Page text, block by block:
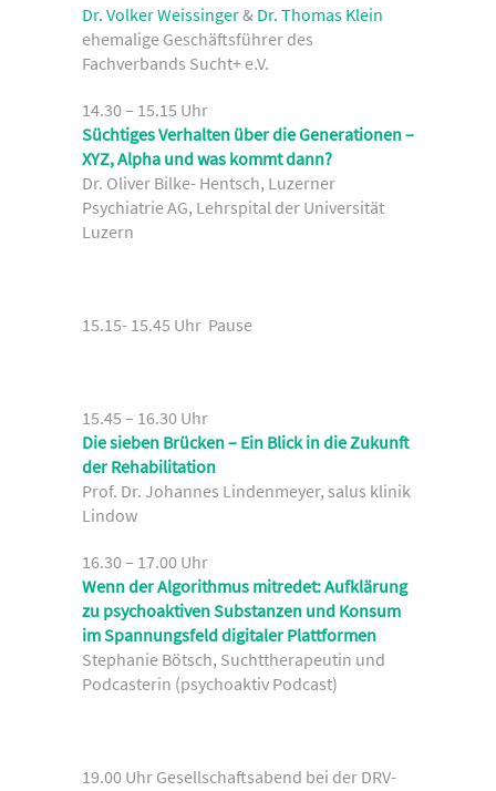
Dr. Volker Weissinger& Dr. Thomas Klein
ehemalige Geschäftsführer des
Fachverbands Sucht+ e.V.
14.30 – 15.15 Uhr
Süchtiges Verhalten über die Generationen –
XYZ, Alpha und was kommt dann?
Dr. Oliver Bilke- Hentsch, Luzerner
Psychiatrie AG, Lehrspital der Universität
Luzern
15.15- 15.45 Uhr Pause
15.45 – 16.30 Uhr
Die sieben Brücken – Ein Blick in die Zukunft
der Rehabilitation
Prof. Dr. Johannes Lindenmeyer, salus klinik
Lindow
16.30 – 17.00 Uhr
Wenn der Algorithmus mitredet: Aufklärung
zu psychoaktiven Substanzen und Konsum
im Spannungsfeld digitaler Plattformen
Stephanie Bötsch, Suchttherapeutin und
Podcasterin (psychoaktiv Podcast)
19.00 Uhr Gesellschaftsabend bei der DRV-